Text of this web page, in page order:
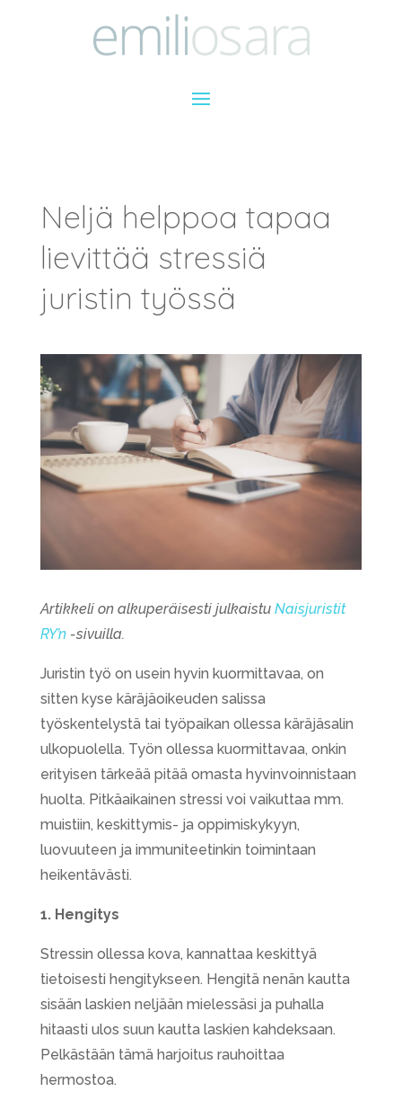
Neljä helppoa tapaa
lievittää stressiä
juristin työssä
Artikkeli on alkuperäisesti julkaistu Naisjuristit
RY’n-sivuilla.
Juristin työ on usein hyvin kuormittavaa, on
sitten kyse käräjäoikeuden salissa
työskentelystä tai työpaikan ollessa käräjäsalin
ulkopuolella. Työn ollessa kuormittavaa, onkin
erityisen tärkeää pitää omasta hyvinvoinnistaan
huolta. Pitkäaikainen stressi voi vaikuttaa mm.
muistiin, keskittymis- ja oppimiskykyyn,
luovuuteen ja immuniteetinkin toimintaan
heikentävästi.
1. Hengitys
Stressin ollessa kova, kannattaa keskittyä
tietoisesti hengitykseen. Hengitä nenän kautta
sisään laskien neljään mielessäsi ja puhalla
hitaasti ulos suun kautta laskien kahdeksaan.
Pelkästään tämä harjoitus rauhoittaa
hermostoa.